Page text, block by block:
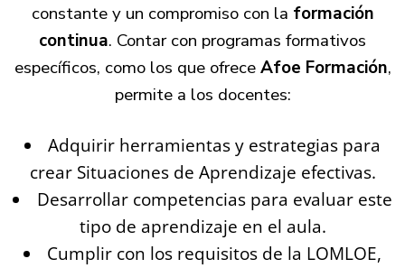
constante y un compromiso con la formación
continua. Contar con programas formativos
específicos, como los que ofreceAfoe Formación,
permite a los docentes:
Adquirir herramientas y estrategias para
crear Situaciones de Aprendizaje efectivas.
Desarrollar competencias para evaluar este
tipo de aprendizaje en el aula.
Cumplir con los requisitos de la LOMLOE,